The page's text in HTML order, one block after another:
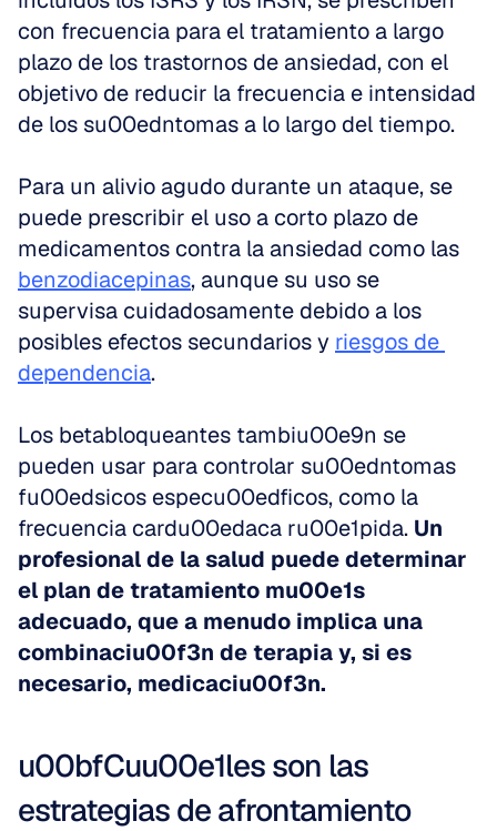
con frecuencia para el tratamiento a largo
plazo de los trastornos de ansiedad, con el
objetivo de reducir la frecuencia e intensidad
de los su00edntomas a lo largo del tiempo.
Para un alivio agudo durante un ataque, se
puede prescribir el uso a corto plazo de
benzodiacepinas, aunque su uso se
supervisa cuidadosamente debido a los
posibles efectos secundarios y riesgos de
dependencia.
Los betabloqueantes tambiu00e9n se
pueden usar para controlar su00edntomas
fu00edsicos especu00edficos, como la
frecuencia cardu00edaca ru00e1pida. Un
profesional de la salud puede determinar
el plan de tratamiento mu00e1s
adecuado, que a menudo implica una
combinaciu00f3n de terapia y, si es
necesario, medicaciu00f3n.
u00bfCuu00e1les son las
estrategias de afrontamiento